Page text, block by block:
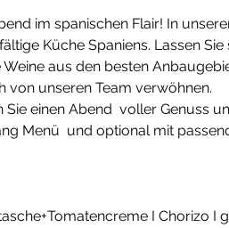
im spanischen Flair! In
Küche Spaniens. Lassen
aus den besten
von unseren Team verwöhnen.
einen Abend  voller Genuss
Menü  und optional mit
I Chorizo I